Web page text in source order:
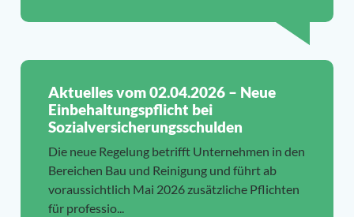
Aktuelles vom 02.04.2026 – Neue
Einbehaltungspflicht bei
Sozialversicherungsschulden
Die neue Regelung betrifft Unternehmen in den
Bereichen Bau und Reinigung und führt ab
voraussichtlich Mai 2026 zusätzliche Pflichten
für professio...